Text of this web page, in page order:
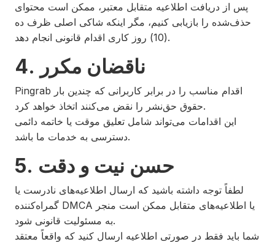
پس از دریافت اطلاعیه متقابل معتبر، ممکن است محتوای
حذف‌شده را بازیابی کنیم، مگر اینکه شاکی اصلی ظرف ده
(10) روز کاری اقدام قانونی انجام دهد.
4. ناقضان مکرر
Pingrab اقدام مناسب را در برابر کاربرانی که چندین بار
حقوق حق‌نشر را نقض می‌کنند اتخاذ خواهد کرد.
این اقدامات می‌تواند شامل تعلیق موقت یا خاتمه دائمی
دسترسی به خدمات ما باشد.
5. حسن نیت و دقت
لطفاً توجه داشته باشید که ارسال اطلاعیه‌های نادرست یا
گمراه‌کننده DMCA یا اطلاعیه‌های متقابل ممکن است منجر
به مسئولیت قانونی شود.
شما باید فقط در صورتی اطلاعیه ارسال کنید که واقعاً معتقد